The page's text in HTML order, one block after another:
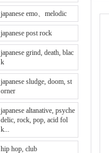
japanese emo、melodic
japanese post rock
japanese grind, death, blac
k
japanese sludge, doom, st
orner
japanese altanative, psyche
delic, rock, pop, acid fol
k...
hip hop, club